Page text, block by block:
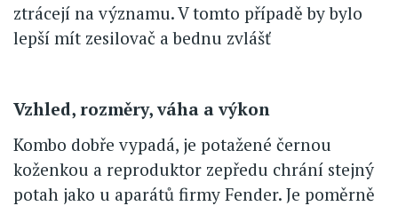
ztrácejí na významu. V tomto případě by bylo
lepší mít zesilovač a bednu zvlášť
Vzhled, rozměry, váha a výkon
Kombo dobře vypadá, je potažené černou
koženkou a reproduktor zepředu chrání stejný
potah jako u aparátů firmy Fender. Je poměrně